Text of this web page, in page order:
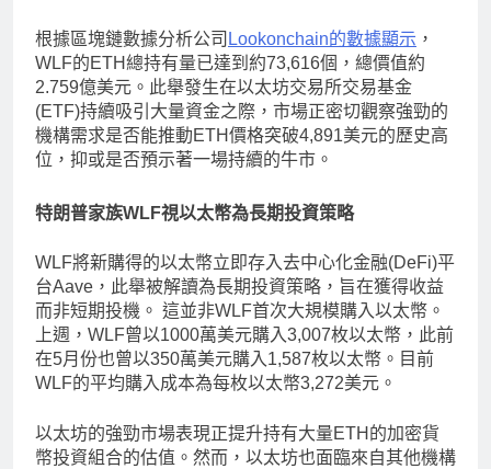
根據區塊鏈數據分析公司 Lookonchain的數據顯示 ，
WLF的ETH總持有量已達到約73,616個，總價值約
2.759億美元。此舉發生在以太坊交易所交易基金
(ETF)持續吸引大量資金之際，市場正密切觀察強勁的
機構需求是否能推動ETH價格突破4,891美元的歷史高
位，抑或是否預示著一場持續的牛市。
特朗普家族WLF視以太幣為長期投資策略
WLF將新購得的以太幣立即存入去中心化金融(DeFi)平
台Aave，此舉被解讀為長期投資策略，旨在獲得收益
而非短期投機。 這並非WLF首次大規模購入以太幣。
上週，WLF曾以1000萬美元購入3,007枚以太幣，此前
在5月份也曾以350萬美元購入1,587枚以太幣。目前
WLF的平均購入成本為每枚以太幣3,272美元。
以太坊的強勁市場表現正提升持有大量ETH的加密貨
幣投資組合的估值。然而，以太坊也面臨來自其他機構